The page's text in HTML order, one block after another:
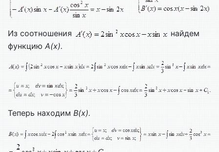
Из соотношения
найдем
функцию А(х).
Теперь находим В(х).